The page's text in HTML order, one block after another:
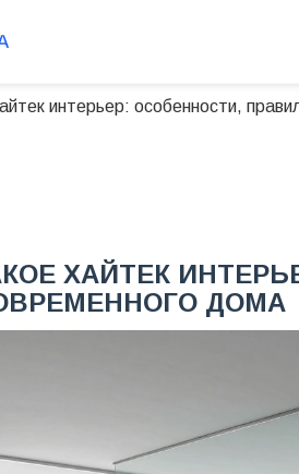
интерьер: особенности,
ХАЙТЕК
ДОМА